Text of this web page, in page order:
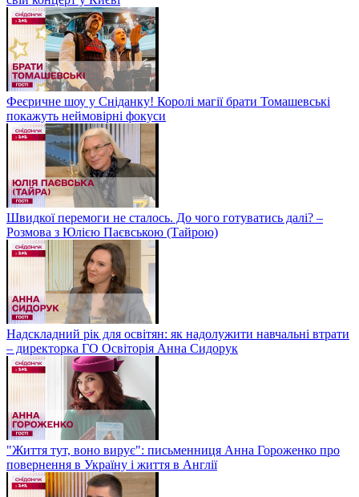
Феєричне шоу у Сніданку! Королі магії брати Томашевські
покажуть неймовірні фокуси
Швидкої перемоги не сталось. До чого готуватись далі? –
Розмова з Юлією Паєвською (Тайрою)
Надскладний рік для освітян: як надолужити навчальні втрати
– директорка ГО Освіторія Анна Сидорук
"Життя тут, воно вирує": письменниця Анна Гороженко про
повернення в Україну і життя в Англії